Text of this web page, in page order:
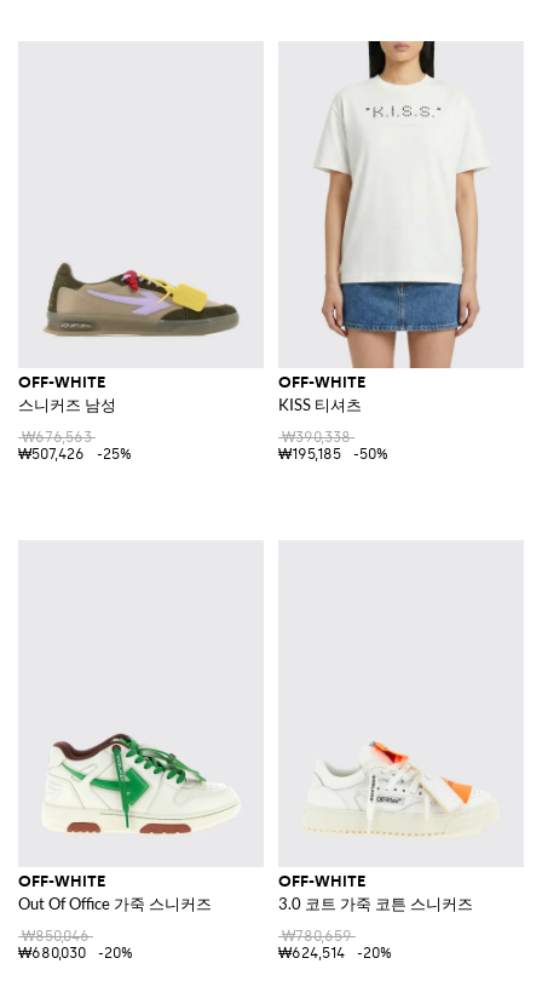
OFF-WHITE
스니커즈 남성
₩676,563
₩507,426
-25%
OFF-WHITE
KISS 티셔츠
₩390,338
₩195,185
-50%
OFF-WHITE
Out Of Office 가죽 스니커즈
₩850,046
₩680,030
-20%
OFF-WHITE
3.0 코트 가죽 코튼 스니커즈
₩780,659
₩624,514
-20%